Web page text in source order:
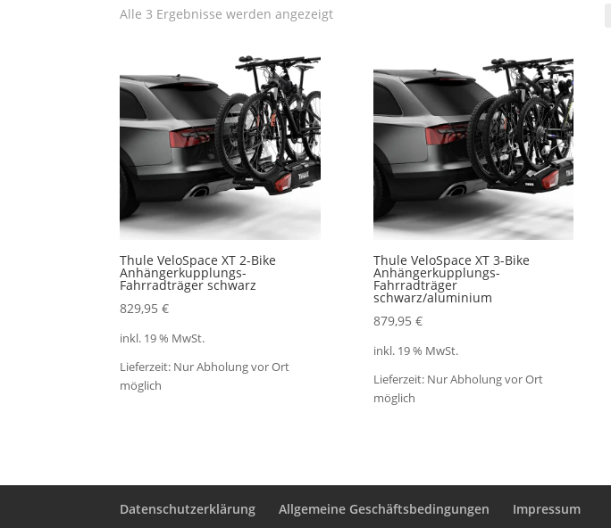
Alle 3 Ergebnisse werden angezeigtNach
Thule VeloSpace XT 2-Bike
Anhängerkupplungs-
Fahrradträger schwarz
829,95€
inkl. 19 % MwSt.
Lieferzeit: Nur Abholung vor Ort
möglich
Thule VeloSpace XT 3-Bike
Anhängerkupplungs-
Fahrradträger
schwarz/aluminium
879,95 €
inkl. 19 % MwSt.
Lieferzeit: Nur Abholung vor Ort
möglich
Datenschutzerklärung Allgemeine Geschäftsbedingungen Impressum